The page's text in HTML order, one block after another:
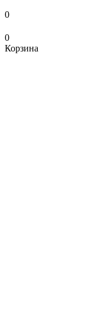
0
0
Корзина